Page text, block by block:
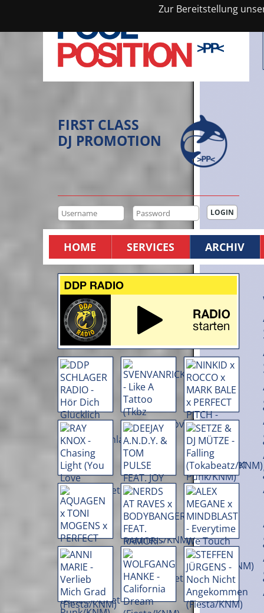
Zur Bereitstellung
FIRST CLASS
DJ PROMOTION
HOME SERVICES ARCHIV